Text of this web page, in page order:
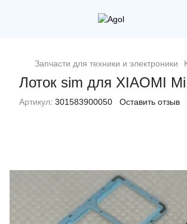
Запчасти для техники и электроники
Лоток sim для XIAOMI Mi
Артикул: 301583900050 Оставить отзыв